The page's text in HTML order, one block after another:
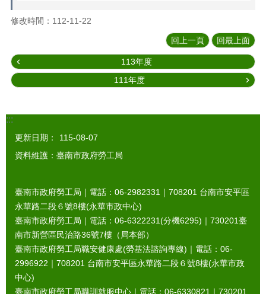
修改時間：112-11-22
回上一頁 回最上面
113年度
111年度
:::
更新日期：
115-08-07
資料維護：臺南市政府勞工局
臺南市政府勞工局｜電話：06-2982331｜ 708201 台南市安平區
永華路二段６號8樓(永華市政中心)
臺南市政府勞工局｜電話：06-6322231(分機6295)｜ 730201臺
南市新營區民治路36號7樓（局本部）
臺南市政府勞工局職安健康處(勞基法諮詢專線)｜電話：06-
2996922｜ 708201 台南市安平區永華路二段６號8樓(永華市政
中心)
臺南市政府勞工局職訓就服中心｜電話：06-6330821｜ 730201